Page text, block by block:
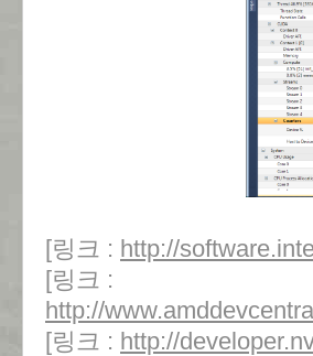
[링크 : http://
[링크 :
http://
[링크 : http://